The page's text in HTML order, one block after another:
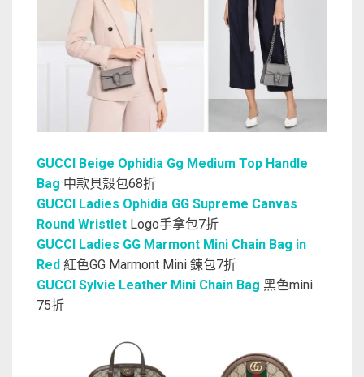
GUCCI Beige Ophidia Gg Medium Top Handle
Bag 中款貝殼包68折
GUCCI Ladies Ophidia GG Supreme Canvas
Round Wristlet Logo手拿包7折
GUCCI Ladies GG Marmont Mini Chain Bag in
Red 紅色GG Marmont Mini 鍊包7折
GUCCI Sylvie Leather Mini Chain Bag 黑色mini
75折